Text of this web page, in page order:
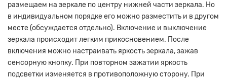
размещаем на зеркале по центру нижней части зеркала. Но
в индивидуальном порядке его можно разместить и в другом
месте (обсуждается отдельно). Включение и выключение
зеркала происходит легким прикосновением. После
включения можно настраивать яркость зеркала, зажав
сенсорную кнопку. При повторном зажатии яркость
подсветки изменяется в противоположную сторону. При